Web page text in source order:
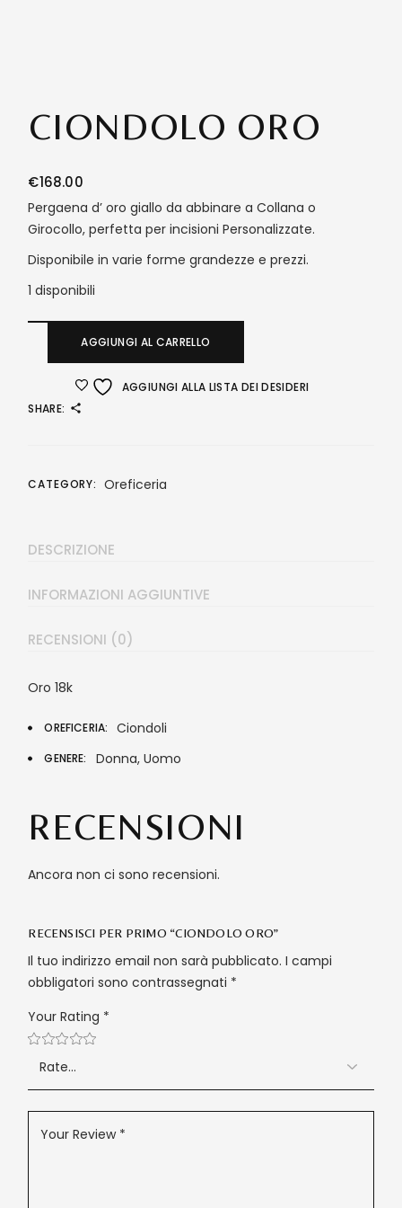
CIONDOLO ORO
€168.00
Pergaena d’ oro giallo da abbinare a Collana o
Girocollo, perfetta per incisioni Personalizzate.
Disponibile in varie forme grandezze e prezzi.
1 disponibili
AGGIUNGI AL CARRELLO
AGGIUNGI ALLA LISTA DEI DESIDERI
SHARE:
CATEGORY: Oreficeria
DESCRIZIONE
INFORMAZIONI AGGIUNTIVE
RECENSIONI (0)
Oro 18k
OREFICERIA Ciondoli
GENERE Donna, Uomo
RECENSIONI
Ancora non ci sono recensioni.
RECENSISCI PER PRIMO “CIONDOLO ORO”
Il tuo indirizzo email non sarà pubblicato. I campi
obbligatori sono contrassegnati *
Your Rating *